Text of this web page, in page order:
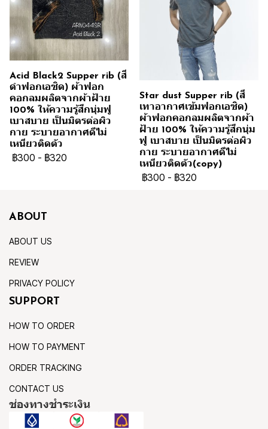
Acid Black2 Supper rib (สี
ดำฟอกเอซิด) ผ้าฟอก
คอกลมผลิตจากผ้าฝ้าย
100% ให้ความรู้สึกนุ่มฟู
เบาสบาย เป็นมิตรต่อผิว
กาย ระบายอากาศดีไม่
เหนียวติดตัว
฿300 - ฿320
Star dust Supper rib (สี
เทาอากาศเข้มฟอกเอซิด)
ผ้าฟอกคอกลมผลิตจากผ้า
ฝ้าย 100% ให้ความรู้สึกนุ่ม
ฟู เบาสบาย เป็นมิตรต่อผิว
กาย ระบายอากาศดีไม่
เหนียวติดตัว(copy)
฿300 - ฿320
ABOUT
ABOUT US
REVIEW
PRIVACY POLICY
SUPPORT
HOW TO ORDER
HOW TO PAYMENT
ORDER TRACKING
CONTACT US
ช่องทางชำระเงิน